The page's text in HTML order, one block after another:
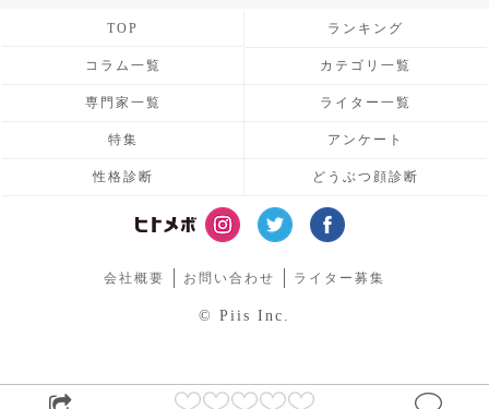
TOP ランキング
コラム一覧 カテゴリ一覧
専門家一覧 ライター一覧
特集 アンケート
性格診断 どうぶつ顔診断
会社概要 お問い合わせ ライター募集
© Piis Inc.